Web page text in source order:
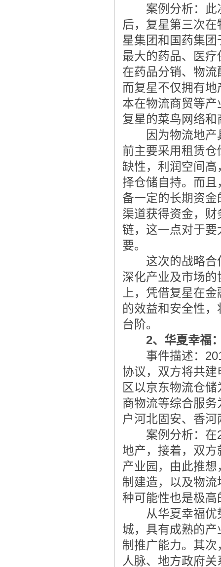
案例分析：此次
后，复星第三次
星集团和国药集
最大的药品、医
在药品分销、物
而复星不仅拥有
本在物流商贸等
复星的菜鸟网络
因为物流地产具
前主要采用租赁
缺性，利润空间
择仓储自持。而
备一定的长期资
渠道获得资金，
链，这一点对于
要。
这次的战略合作
深化产业及市场
上，凭借复星在
的效益和安全性
台阶。
2、华夏幸福
事件描述：
协议，双方将共
区以京东物流仓
商物流等综合服
户河北固安、香河
案例分析：在
地产，接着，双
产业园，由此推
制建造，以及物
种可能性也是极高
从华夏幸福优势
城，具有成熟的
制推广能力。其
人脉、地方政府